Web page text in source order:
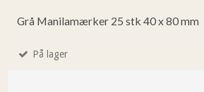
Grå Manilamærker 25 stk 40 x 80 mm
På lager